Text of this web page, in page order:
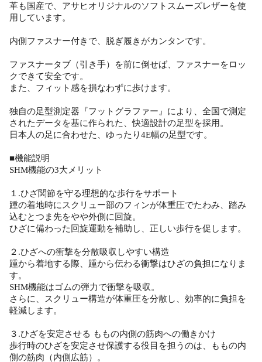
革も国産で、アサヒオリジナルのソフトスムーズレザーを使
用しています。
内側ファスナー付きで、脱ぎ履きがカンタンです。
ファスナータブ（引き手）を前に倒せば、ファスナーをロッ
クできて安全です。
また、フィット感を損なわずに歩けます。
独自の足型測定器『フットグラファー』により、全国で測定
されたデータを基に作られた、快適設計の足型を採用。
日本人の足に合わせた、ゆったり4E幅の足型です。
■機能説明
SHM機能の3大メリット
１.ひざ関節を守る理想的な歩行をサポート
踵の着地時にスクリュー部のフィンが体重圧でたわみ、踏み
込むとつま先をやや外側に回旋。
ひざに備わった回旋運動を補助し、正しい歩行を促します。
２.ひざへの衝撃を分散吸収しやすい構造
踵から着地する際、踵から伝わる衝撃はひざの負担になりま
す。
SHM機能はゴムの弾力で衝撃を吸収。
さらに、スクリュー構造が体重圧を分散し、効率的に負担を
軽減します。
３.ひざを安定させる ももの内側の筋肉への働きかけ
歩行時のひざを安定させ保護する役目を担うのは、ももの内
側の筋肉（内側広筋）。